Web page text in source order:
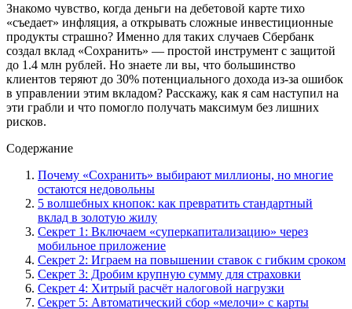
Знакомо чувство, когда деньги на дебетовой карте тихо
«съедает» инфляция, а открывать сложные инвестиционные
продукты страшно? Именно для таких случаев Сбербанк
создал вклад «Сохранить» — простой инструмент с защитой
до 1.4 млн рублей. Но знаете ли вы, что большинство
клиентов теряют до 30% потенциального дохода из-за ошибок
в управлении этим вкладом? Расскажу, как я сам наступил на
эти грабли и что помогло получать максимум без лишних
рисков.
Содержание
Почему «Сохранить» выбирают миллионы, но многие
остаются недовольны
5 волшебных кнопок: как превратить стандартный
вклад в золотую жилу
Секрет 1: Включаем «суперкапитализацию» через
мобильное приложение
Секрет 2: Играем на повышении ставок с гибким сроком
Секрет 3: Дробим крупную сумму для страховки
Секрет 4: Хитрый расчёт налоговой нагрузки
Секрет 5: Автоматический сбор «мелочи» с карты